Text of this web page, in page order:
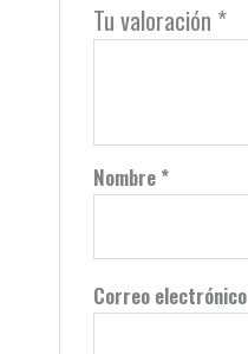
Tu valoración *
Nombre *
Correo electrónico